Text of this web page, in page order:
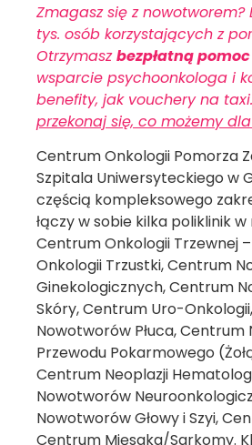
Zmagasz się z nowotworem?
tys. osób korzystających z
Otrzymaszbezpłatną
wsparcie psychoonkologa i
benefity, jak vouchery na taxi.
przekonaj się, co możemy
Centrum Onkologii Pomorza
Szpitala Uniwersyteckiego w
częścią kompleksowego
łączy w sobie kilka poliklinik
Centrum Onkologii Trzewnej
Onkologii Trzustki, Centrum
Ginekologicznych, Centrum
Skóry, Centrum Uro-
Nowotworów Płuca,
Przewodu Pokarmowego
Centrum Neoplazji
Nowotworów
Nowotworów Głowy i Szyi,
Centrum Mięsaka/Sarkomy.